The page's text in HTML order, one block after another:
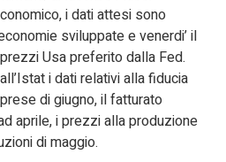
i dati attesi sono
sviluppate e venerdi’ il
Usa preferito dalla Fed.
i dati relativi alla fiducia
di giugno, il fatturato
aprile, i prezzi alla produzione
di maggio.